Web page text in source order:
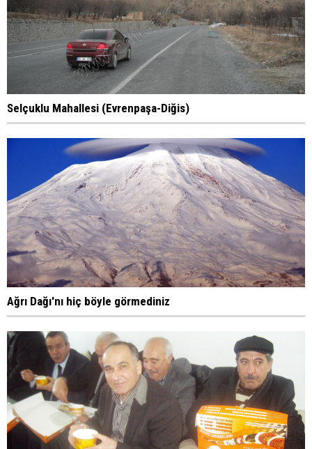
Selçuklu Mahallesi (Evrenpaşa-Diğis)
Ağrı Dağı'nı hiç böyle görmediniz